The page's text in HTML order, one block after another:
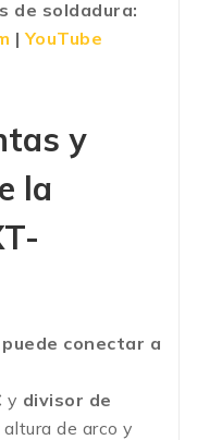
de soldadura:
| YouTube
y
la
puede conectar a
y divisor de
de arco y